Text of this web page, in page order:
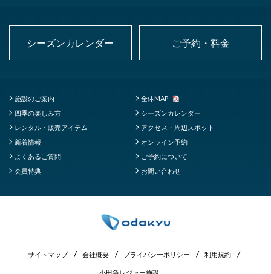
シーズンカレンダー ご予約・料金
施設のご案内
全体MAP
四季の楽しみ方
シーズンカレンダー
レンタル・販売アイテム
アクセス・周辺スポット
新着情報
オンライン予約
よくあるご質問
ご予約について
会員特典
お問い合わせ
サイトマップ 会社概要 プライバシーポリシー 利用規約